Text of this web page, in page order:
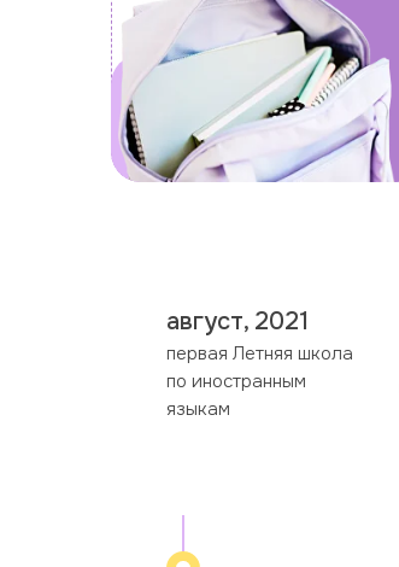
август, 2021
первая Летняя школа
по иностранным
языкам